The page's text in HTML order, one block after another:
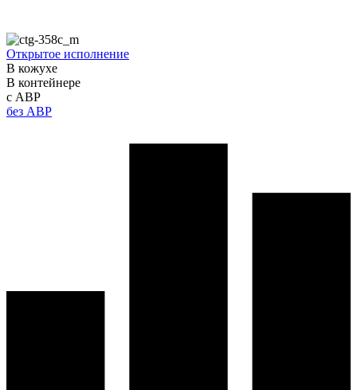
Открытое исполнение
В кожухе
В контейнере
с АВР
без АВР